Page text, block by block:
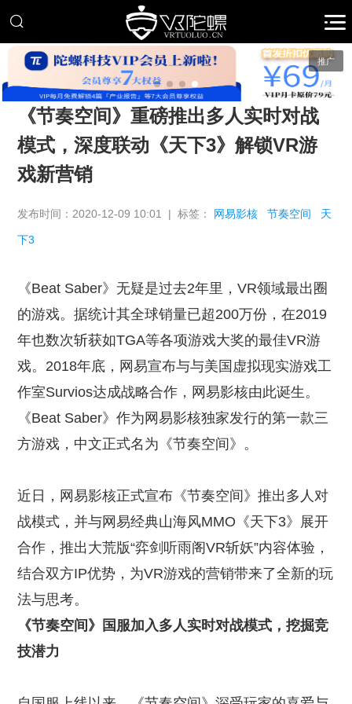
推广
《节奏空间》重磅推出多人实时对战
模式，深度联动《天下3》解锁VR游
戏新营销
发布时间：2020-12-09 10:01 | 标签： 网易影核 节奏空间 天
下3
《Beat Saber》无疑是过去2年里，VR领域最出圈
的游戏。据统计其全球销量已超200万份，在2019
年也数次斩获如TGA等各项游戏大奖的最佳VR游
戏。2018年底，网易宣布与与美国虚拟现实游戏工
作室Survios达成战略合作，网易影核由此诞生。
《Beat Saber》作为网易影核独家发行的第一款三
方游戏，中文正式名为《节奏空间》。
近日，网易影核正式宣布《节奏空间》推出多人对
战模式，并与网易经典山海风MMO《天下3》展开
合作，推出大荒版“弈剑听雨阁VR斩妖”内容体验，
结合双方IP优势，为VR游戏的营销带来了全新的玩
法与思考。
《节奏空间》国服加入多人实时对战模式，挖掘竞
技潜力